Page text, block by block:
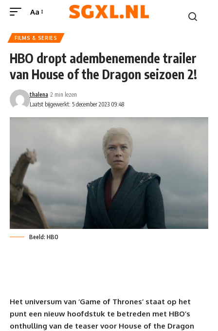
Aa
FILMS & SERIES
HBO dropt adembenemende trailer
van House of the Dragon seizoen 2!
Laatst bijgewerkt: 5 december 2023 09:48
thalena 2 min lezen
Beeld: HBO
Het universum van ‘Game of Thrones’ staat op het
punt een nieuw hoofdstuk te betreden met HBO’s
onthulling van de teaser voor House of the Dragon